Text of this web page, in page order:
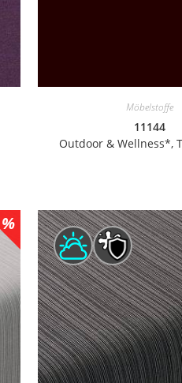
Möbelstoffe
11144
Outdoor & Wellness*,